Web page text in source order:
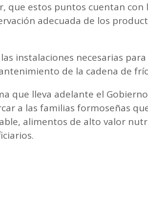
que estos puntos cuentan con
adecuada de los
instalaciones necesarias
de la cadena de
que lleva adelante el
a las familias formoseñas
alimentos de alto valor